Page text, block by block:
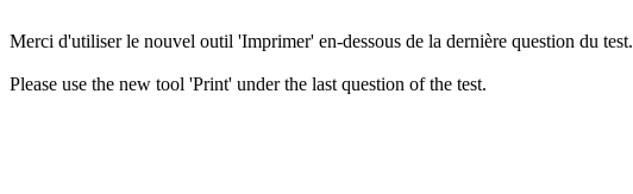
Merci d'utiliser le nouvel outil 'Imprimer' en-dessous de la dernière question du test.
Please use the new tool 'Print' under the last question of the test.